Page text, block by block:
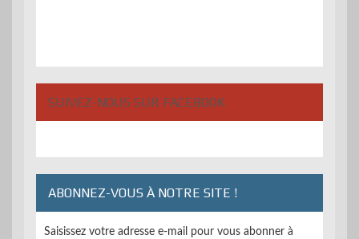
SUIVEZ-NOUS SUR FACEBOOK
ABONNEZ-VOUS À NOTRE SITE !
Saisissez votre adresse e-mail pour vous abonner à